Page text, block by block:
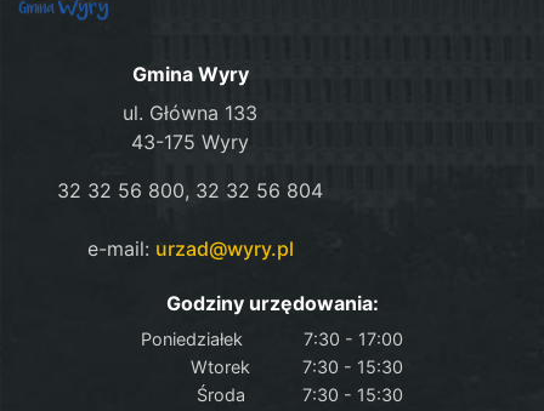
Gmina Wyry
ul. Główna 133
43-175 Wyry
32 32 56 800, 32 32 56 804
e-mail: urzad@wyry.pl
Godziny urzędowania:
Poniedziałek
7:30 - 17:00
Wtorek
7:30 - 15:30
Środa
7:30 - 15:30